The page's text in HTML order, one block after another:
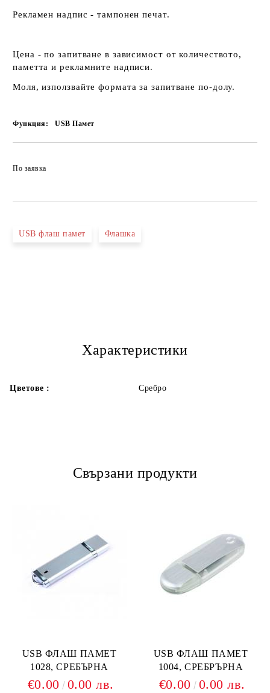
Рекламен надпис - тампонен печат.
Цена - по запитване в зависимост от количеството,
паметта и рекламните надписи.
Моля, използвайте формата за запитване по-долу.
Функция: USB Памет
По заявка
USB флаш памет Флашка
Характеристики
Цветове : Сребро
Свързани продукти
USB ФЛАШ ПАМЕТ
1028, СРЕБЪРНА
€0.00 0.00 лв.
USB ФЛАШ ПАМЕТ
1004, СРЕБРЪРНА
€0.00 0.00 лв.